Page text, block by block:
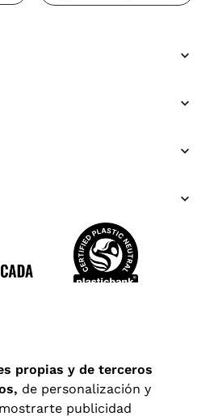
propias y de terceros
de personalización y
publicidad